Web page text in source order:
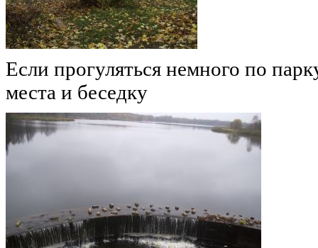
Если прогуляться немного по
места и беседку